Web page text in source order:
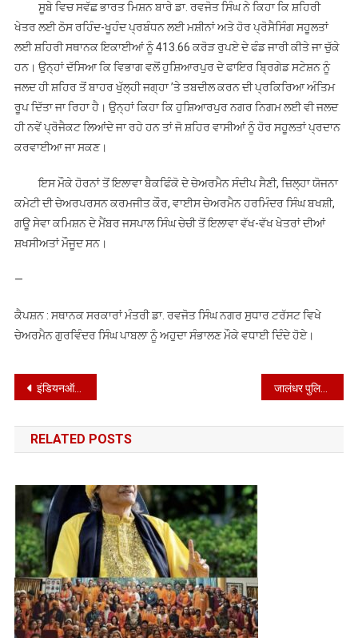
ਸੂਬੇ ਵਿਚ ਸਵੱਛ ਭਾਰਤ ਮਿਸ਼ਨ ਬਾਰੇ ਡਾ. ਰਵਜੋਤ ਸਿੰਘ ਨੇ ਕਿਹਾ ਕਿ ਸ਼ਹਿਰੀ
ਖੇਤਰ ਲਈ ਠੋਸ ਰਹਿੰਦ-ਖੂਹੰਦ ਪ੍ਰਬੰਧਨ ਲਈ ਮਸ਼ੀਨਾਂ ਅਤੇ ਹੋਰ ਪ੍ਰੋਸੈਸਿੰਗ ਸਹੂਲਤਾਂ
ਲਈ ਸ਼ਹਿਰੀ ਸਥਾਨਕ ਇਕਾਈਆਂ ਨੂੰ 413.66 ਕਰੋੜ ਰੁਪਏ ਦੇ ਫੰਡ ਜਾਰੀ ਕੀਤੇ ਜਾ ਚੁੱਕੇ
ਹਨ। ਉਨ੍ਹਾਂ ਦੱਸਿਆ ਕਿ ਵਿਭਾਗ ਵਲੋਂ ਹੁਸ਼ਿਆਰਪੁਰ ਦੇ ਫਾਇਰ ਬ੍ਰਿਗੇਡ ਸਟੇਸ਼ਨ ਨੂੰ
ਜਲਦ ਹੀ ਸ਼ਹਿਰ ਤੋਂ ਬਾਹਰ ਖੁੱਲ੍ਹੀ ਜਗ੍ਹਾ ’ਤੇ ਤਬਦੀਲ ਕਰਨ ਦੀ ਪ੍ਰਕਿਰਿਆ ਅੰਤਿਮ
ਰੂਪ ਦਿੱਤਾ ਜਾ ਰਿਹਾ ਹੈ। ਉਨ੍ਹਾਂ ਕਿਹਾ ਕਿ ਹੁਸ਼ਿਆਰਪੁਰ ਨਗਰ ਨਿਗਮ ਲਈ ਵੀ ਜਲਦ
ਹੀ ਨਵੇਂ ਪ੍ਰੋਜੈਕਟ ਲਿਆਂਦੇ ਜਾ ਰਹੇ ਹਨ ਤਾਂ ਜੋ ਸ਼ਹਿਰ ਵਾਸੀਆਂ ਨੂੰ ਹੋਰ ਸਹੂਲਤਾਂ ਪ੍ਰਦਾਨ
ਕਰਵਾਈਆ ਜਾ ਸਕਣ।
ਇਸ ਮੌਕੇ ਹੋਰਨਾਂ ਤੋਂ ਇਲਾਵਾ ਬੈਕਫਿੰਕੋ ਦੇ ਚੇਅਰਮੈਨ ਸੰਦੀਪ ਸੈਣੀ, ਜ਼ਿਲ੍ਹਾ ਯੋਜਨਾ
ਕਮੇਟੀ ਦੀ ਚੇਅਰਪਰਸਨ ਕਰਮਜੀਤ ਕੌਰ, ਵਾਈਸ ਚੇਅਰਮੈਨ ਹਰਮਿੰਦਰ ਸਿੰਘ ਬਖਸ਼ੀ,
ਗਊ ਸੇਵਾ ਕਮਿਸ਼ਨ ਦੇ ਮੈਂਬਰ ਜਸਪਾਲ ਸਿੰਘ ਚੇਚੀ ਤੋਂ ਇਲਾਵਾ ਵੱਖ-ਵੱਖ ਖੇਤਰਾਂ ਦੀਆਂ
ਸ਼ਖਸੀਅਤਾਂ ਮੌਜੂਦ ਸਨ।
—
ਕੈਪਸ਼ਨ : ਸਥਾਨਕ ਸਰਕਾਰਾਂ ਮੰਤਰੀ ਡਾ. ਰਵਜੋਤ ਸਿੰਘ ਨਗਰ ਸੁਧਾਰ ਟਰੱਸਟ ਵਿਖੇ
ਚੇਅਰਮੈਨ ਗੁਰਵਿੰਦਰ ਸਿੰਘ ਪਾਬਲਾ ਨੂੰ ਅਹੁਦਾ ਸੰਭਾਲਣ ਮੌਕੇ ਵਧਾਈ ਦਿੰਦੇ ਹੋਏ।
Post
navigation
इंडियनऑयल, पंजाब राज्य कार्यालय द्वारा नराकास (कार्यालय-1), चंडीगढ़ के तत्वावधान में आयोजित “विविधा” प्रतियोगिता का आयोजन जालंधर पुलिस ने शहर से अपराध को खत्म करने का वादा किया।
RELATED POSTS